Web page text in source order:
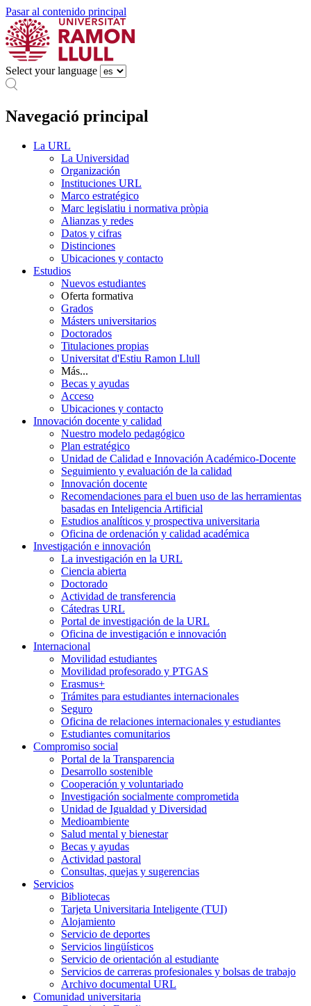
Pasar al contenido principal
Select your language
Navegació principal
La URL
La Universidad
Organización
Instituciones URL
Marco estratégico
Marc legislatiu i normativa pròpia
Alianzas y redes
Datos y cifras
Distinciones
Ubicaciones y contacto
Estudios
Nuevos estudiantes
Oferta formativa
Grados
Másters universitarios
Doctorados
Titulaciones propias
Universitat d'Estiu Ramon Llull
Más...
Becas y ayudas
Acceso
Ubicaciones y contacto
Innovación docente y calidad
Nuestro modelo pedagógico
Plan estratégico
Unidad de Calidad e Innovación Académico-Docente
Seguimiento y evaluación de la calidad
Innovación docente
Recomendaciones para el buen uso de las herramientas
basadas en Inteligencia Artificial
Estudios analíticos y prospectiva universitaria
Oficina de ordenación y calidad académica
Investigación e innovación
La investigación en la URL
Ciencia abierta
Doctorado
Actividad de transferencia
Cátedras URL
Portal de investigación de la URL
Oficina de investigación e innovación
Internacional
Movilidad estudiantes
Movilidad profesorado y PTGAS
Erasmus+
Trámites para estudiantes internacionales
Seguro
Oficina de relaciones internacionales y estudiantes
Estudiantes comunitarios
Compromiso social
Portal de la Transparencia
Desarrollo sostenible
Cooperación y voluntariado
Investigación socialmente comprometida
Unidad de Igualdad y Diversidad
Medioambiente
Salud mental y bienestar
Becas y ayudas
Actividad pastoral
Consultas, quejas y sugerencias
Servicios
Bibliotecas
Tarjeta Universitaria Inteligente (TUI)
Alojamiento
Servicio de deportes
Servicios lingüísticos
Servicio de orientación al estudiante
Servicios de carreras profesionales y bolsas de trabajo
Archivo documental URL
Comunidad universitaria